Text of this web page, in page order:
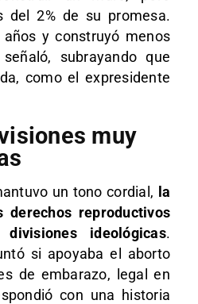
del 2% de su promesa.
años y construyó menos
subrayando que
como el expresidente
muy
un tono cordial, la
derechos reproductivos
ideológicas.
si apoyaba el aborto
de embarazo, legal en
con una historia